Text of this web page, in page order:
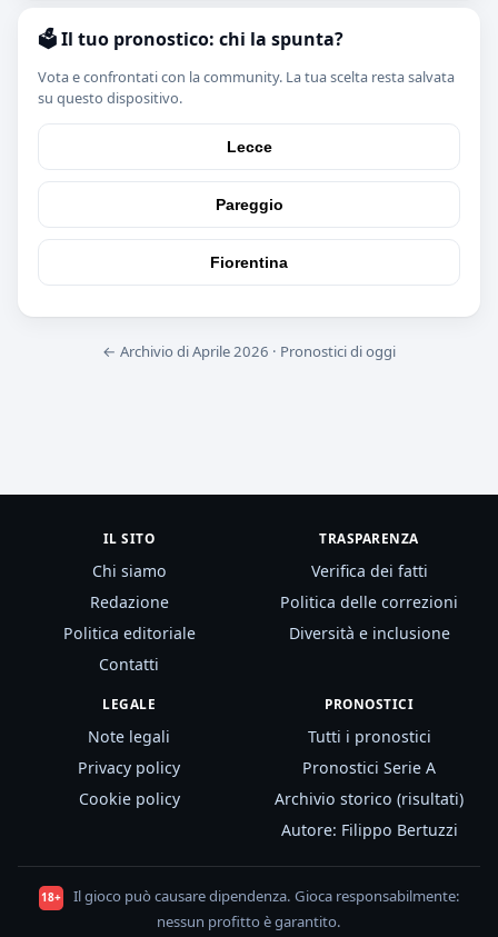
🗳️ Il tuo pronostico: chi la spunta?
Vota e confrontati con la community. La tua scelta resta salvata
su questo dispositivo.
Lecce
Pareggio
Fiorentina
← Archivio di Aprile 2026 · Pronostici di oggi
IL SITO
Chi siamo
Redazione
Politica editoriale
Contatti
TRASPARENZA
Verifica dei fatti
Politica delle correzioni
Diversità e inclusione
LEGALE
Note legali
Privacy policy
Cookie policy
PRONOSTICI
Tutti i pronostici
Pronostici Serie A
Archivio storico (risultati)
Autore: Filippo Bertuzzi
18+
Il gioco può causare dipendenza. Gioca responsabilmente:
nessun profitto è garantito.